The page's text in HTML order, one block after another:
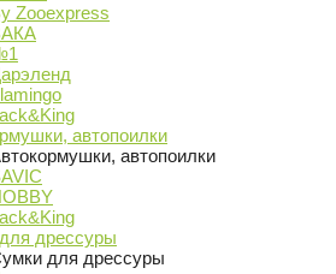
Zooexpress
автопоилки
автопоилки
дрессуры
для дрессуры